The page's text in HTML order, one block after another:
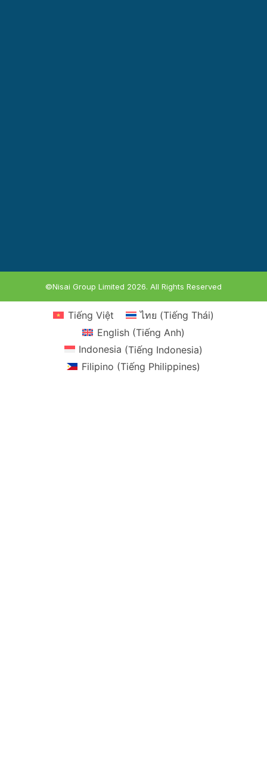
©Nisai Group Limited 2026. All Rights Reserved
Tiếng Việt ไทย (Tiếng Thái)
English(Tiếng Anh)
Indonesia (Tiếng Indonesia)
Filipino (Tiếng Philippines)